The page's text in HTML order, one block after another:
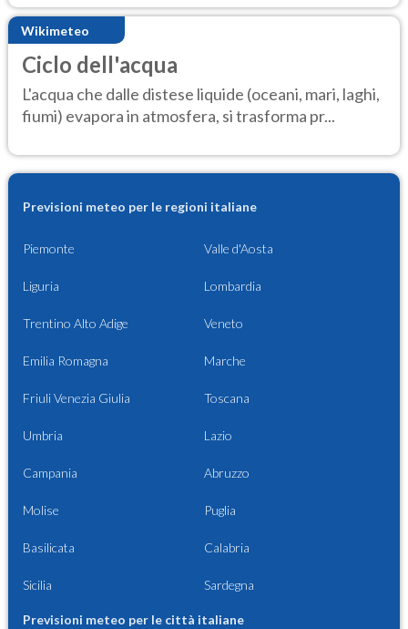
Wikimeteo
Ciclo dell'acqua
L'acqua che dalle distese liquide (oceani, mari, laghi,
fiumi) evapora in atmosfera, si trasforma pr...
Previsioni meteo per le regioni italiane
Piemonte Valle d'Aosta
Liguria Lombardia
Trentino Alto Adige Veneto
Emilia Romagna Marche
Friuli Venezia Giulia Toscana
Umbria Lazio
Campania Abruzzo
Molise Puglia
Basilicata Calabria
Sicilia Sardegna
Previsioni meteo per le città italiane